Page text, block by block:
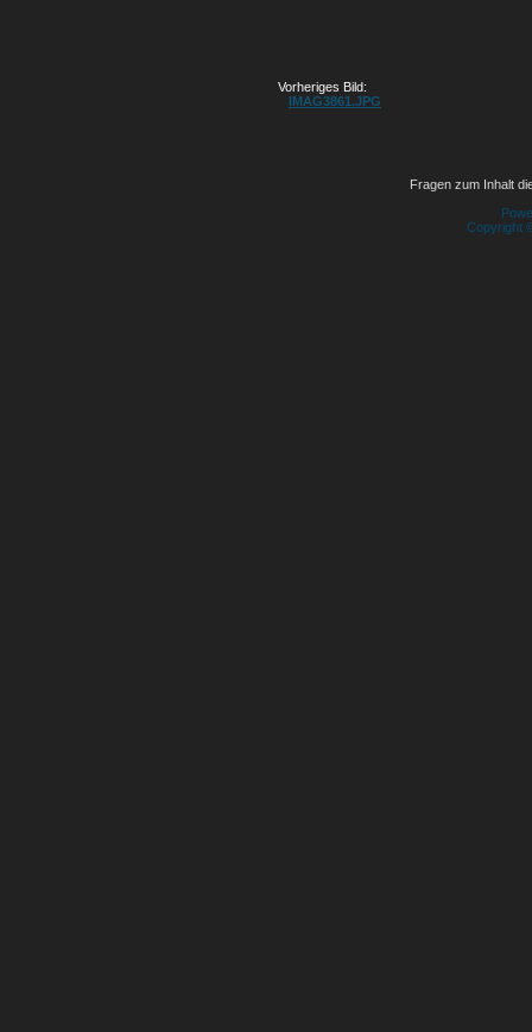
Vorheriges Bild:
IMAG3861.JPG
Fragen zum Inhalt
Copyright